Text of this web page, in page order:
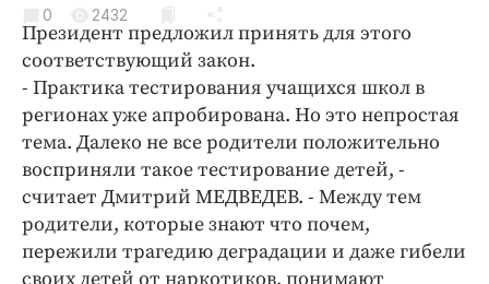
Криминал
Культура
Недвижимость и ЖКХ
Образование
Общество
Погода
Праздники
Происшествия
Спорт
0 2432
Президент предложил принять для этого
соответствующий закон.
- Практика тестирования учащихся школ в
регионах уже апробирована. Но это непростая
тема. Далеко не все родители положительно
восприняли такое тестирование детей, -
считает Дмитрий МЕДВЕДЕВ. - Между тем
родители, которые знают что почем,
пережили трагедию деградации и даже гибели